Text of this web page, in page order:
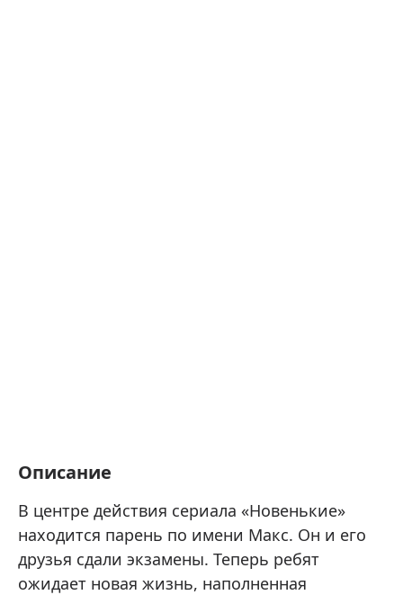
Описание
В центре действия сериала «Новенькие»
находится парень по имени Макс. Он и его
друзья сдали экзамены. Теперь ребят
ожидает новая жизнь, наполненная